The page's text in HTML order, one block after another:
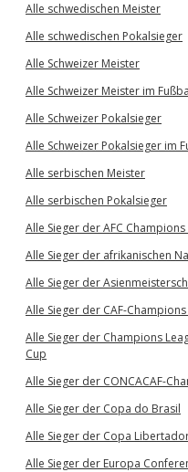
Alle schwedischen Meister
Alle schwedischen Pokalsieger
Alle Schweizer Meister
Alle Schweizer Meister im
Alle Schweizer Pokalsieger
Alle Schweizer Pokalsieger im
Alle serbischen Meister
Alle serbischen Pokalsieger
Alle Sieger der AFC
Alle Sieger der afrikanischen
Alle Sieger der
Alle Sieger der CAF-
Alle Sieger der Champions
Cup
Alle Sieger der CONCACAF-
Alle Sieger der Copa do Brasil
Alle Sieger der Copa
Alle Sieger der Europa